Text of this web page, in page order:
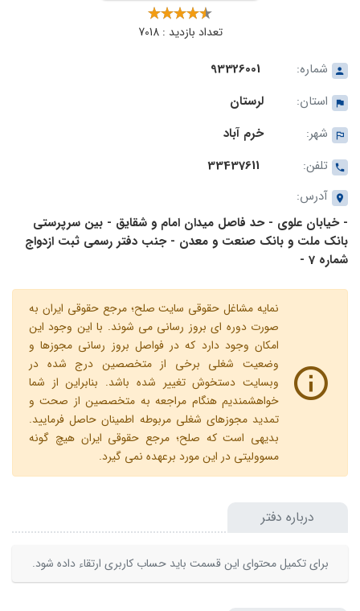
تعداد بازدید : 7018
شماره:
93326001
استان:
لرستان
شهر:
خرم آباد
تلفن:
آدرس:
- خیابان علوی - حد فاصل میدان امام و شقایق - بین سرپرستی
بانک ملت و بانک صنعت و معدن - جنب دفتر رسمی ثبت ازدواج
شماره 7 -
نمایه مشاغل حقوقی سایت صلح؛ مرجع حقوقی ایران به
صورت دوره ای بروز رسانی می شوند. با این وجود این
امکان وجود دارد که در فواصل بروز رسانی مجوزها و
وضعیت شغلی برخی از متخصصین درج شده در
وبسایت دستخوش تغییر شده باشد. بنابراین از شما
خواهشمندیم هنگام مراجعه به متخصصین از صحت و
تمدید مجوزهای شغلی مربوطه اطمینان حاصل فرمایید.
بدیهی است که صلح؛ مرجع حقوقی ایران هیچ گونه
مسوولیتی در این مورد برعهده نمی گیرد.
درباره دفتر
برای تکمیل محتوای این قسمت باید حساب کاربری ارتقاء داده شود.